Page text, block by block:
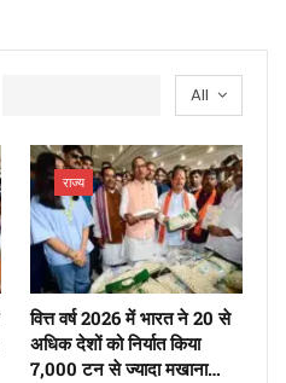
All
राज्य
वित्त वर्ष 2026 में भारत ने 20 से
अधिक देशों को निर्यात किया
7,000 टन से ज्यादा मखाना…